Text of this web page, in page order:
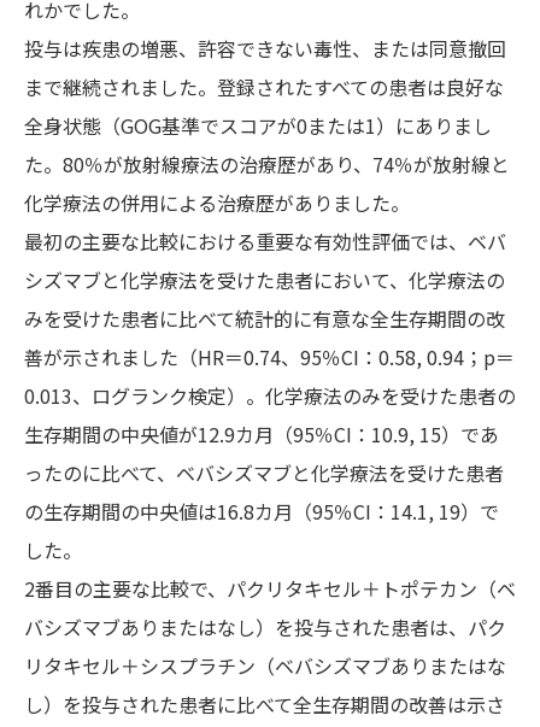
れかでした。
投与は疾患の増悪、許容できない毒性、または同意撤回
まで継続されました。登録されたすべての患者は良好な
全身状態（GOG基準でスコアが0または1）にありまし
た。80％が放射線療法の治療歴があり、74％が放射線と
化学療法の併用による治療歴がありました。
最初の主要な比較における重要な有効性評価では、ベバ
シズマブと化学療法を受けた患者において、化学療法の
みを受けた患者に比べて統計的に有意な全生存期間の改
善が示されました（HR＝0.74、95％CI：0.58, 0.94；p＝
0.013、ログランク検定）。化学療法のみを受けた患者の
生存期間の中央値が12.9カ月（95％CI：10.9, 15）であ
ったのに比べて、ベバシズマブと化学療法を受けた患者
の生存期間の中央値は16.8カ月（95％CI：14.1, 19）で
した。
2番目の主要な比較で、パクリタキセル＋トポテカン（ベ
バシズマブありまたはなし）を投与された患者は、パク
リタキセル＋シスプラチン（ベバシズマブありまたはな
し）を投与された患者に比べて全生存期間の改善は示さ